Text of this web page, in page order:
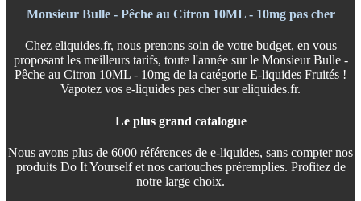
Monsieur Bulle - Pêche au Citron 10ML - 10mg pas cher
Chez eliquides.fr, nous prenons soin de votre budget, en vous
proposant les meilleurs tarifs, toute l'année sur le Monsieur Bulle -
Pêche au Citron 10ML - 10mg de la catégorie E-liquides Fruités !
Vapotez vos e-liquides pas cher sur eliquides.fr.
Le plus grand catalogue
Nous avons plus de 6000 références de e-liquides, sans compter nos
produits Do It Yourself et nos cartouches préremplies. Profitez de
notre large choix.